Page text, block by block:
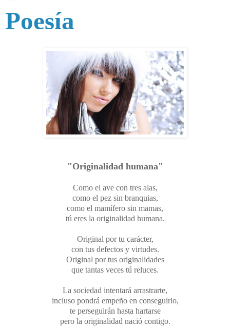
Poesía
"Originalidad humana"
Como el ave con tres alas,
como el pez sin branquias,
como el mamífero sin mamas,
tú eres la originalidad humana.
Original por tu carácter,
con tus defectos y virtudes.
Original por tus originalidades
que tantas veces tú reluces.
La sociedad intentará arrastrarte,
incluso pondrá empeño en conseguirlo,
te perseguirán hasta hartarse
pero la originalidad nació contigo.